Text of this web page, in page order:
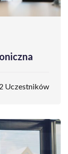
Uczestników